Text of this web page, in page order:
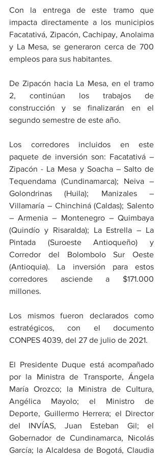
Con la entrega de este tramo que
impacta directamente a los municipios
Facatativá, Zipacón, Cachipay, Anolaima
y La Mesa, se generaron cerca de 700
empleos para sus habitantes.
De Zipacón hacia La Mesa, en el tramo
2, continúan los trabajos de
construcción y se finalizarán en el
segundo semestre de este año.
Los corredores incluidos en este
paquete de inversión son: Facatativá –
Zipacón - La Mesa y Soacha – Salto de
Tequendama (Cundinamarca); Neiva –
Golondrinas (Huila); Manizales –
Villamaría – Chinchiná (Caldas); Salento
– Armenia – Montenegro – Quimbaya
(Quindío y Risaralda); La Estrella – La
Pintada (Suroeste Antioqueño) y
Corredor del Bolombolo Sur Oeste
(Antioquia). La inversión para estos
corredores asciende a $171.000
millones.
Los mismos fueron declarados como
estratégicos, con el documento
CONPES 4039, del 27 de julio de 2021.
El Presidente Duque está acompañado
por la Ministra de Transporte, Ángela
María Orozco; la Ministra de Cultura,
Angélica Mayolo; el Ministro de
Deporte, Guillermo Herrera; el Director
del INVÍAS, Juan Esteban Gil; el
Gobernador de Cundinamarca, Nicolás
García; la Alcaldesa de Bogotá, Claudia